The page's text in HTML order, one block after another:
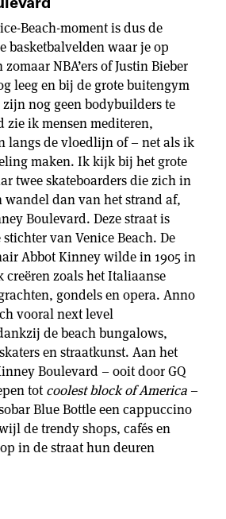
Beach-moment is dus de
basketbalvelden waar je op
NBA’ers of Justin Bieber
leeg en bij de grote buitengym
nog geen bodybuilders te
zie ik mensen mediteren,
langs de vloedlijn of – net als ik
maken. Ik kijk bij het grote
twee skateboarders die zich in
wandel dan van het strand af,
Boulevard. Deze straat is
van Venice Beach. De
Abbot Kinney wilde in 1905 in
creëren zoals het Italiaanse
gondels en opera. Anno
vooral next level
de beach bungalows,
en straatkunst. Aan het
Boulevard – ooit door GQ
tot coolest block of America –
Blue Bottle een cappuccino
de trendy shops, cafés en
in de straat hun deuren